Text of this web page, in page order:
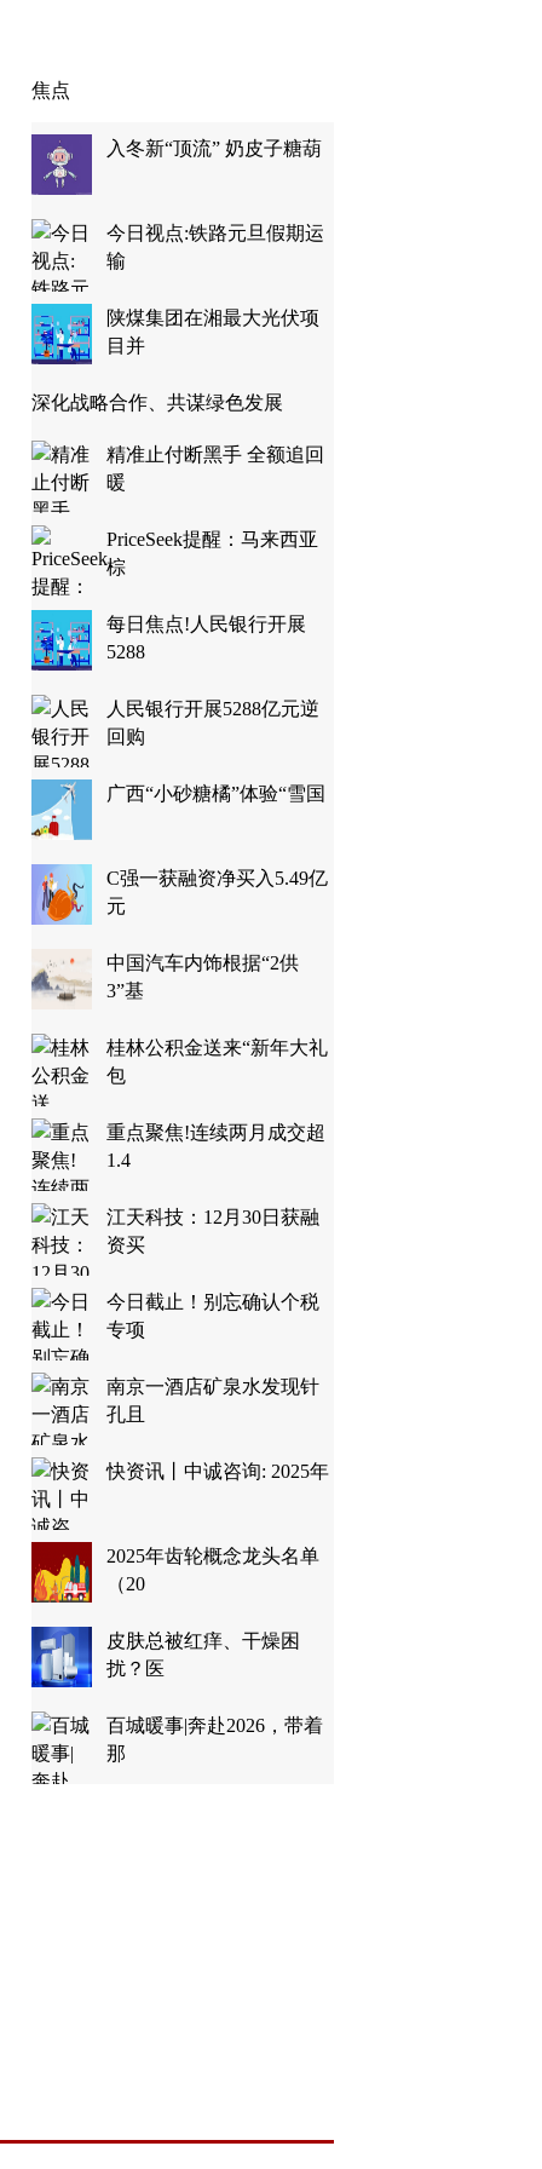
焦点
入冬新“顶流” 奶皮子糖葫
今日视点:铁路元旦假期运
输
陕煤集团在湘最大光伏项
目并
深化战略合作、共谋绿色发展
精准止付断黑手 全额追回
暖
PriceSeek提醒：马来西亚
棕
每日焦点!人民银行开展
5288
人民银行开展5288亿元逆
回购
广西“小砂糖橘”体验“雪国
C强一获融资净买入5.49亿
元
中国汽车内饰根据“2供
3”基
桂林公积金送来“新年大礼
包
重点聚焦!连续两月成交超
1.4
江天科技：12月30日获融
资买
今日截止！别忘确认个税
专项
南京一酒店矿泉水发现针
孔且
快资讯丨中诚咨询: 2025年
2025年齿轮概念龙头名单
（20
皮肤总被红痒、干燥困
扰？医
百城暖事|奔赴2026，带着
那